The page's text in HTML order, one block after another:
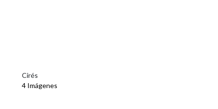
Cirés
4 Imágenes